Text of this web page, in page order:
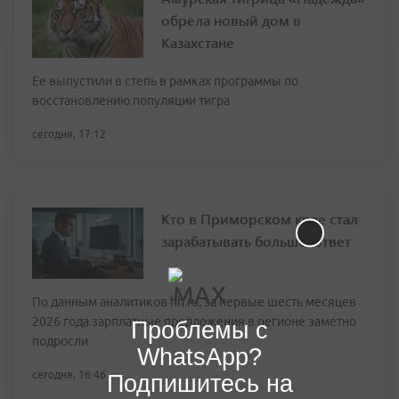
обрела новый дом в
Казахстане
Ее выпустили в степь в рамках программы по
восстановлению популяции тигра
сегодня, 17:12
Кто в Приморском крае стал
зарабатывать больше: ответ
По данным аналитиков hh.ru, за первые шесть месяцев
2026 года зарплатные предложения в регионе заметно
подросли
сегодня, 16:46
Проблемы с
WhatsApp?
Подпишитесь на